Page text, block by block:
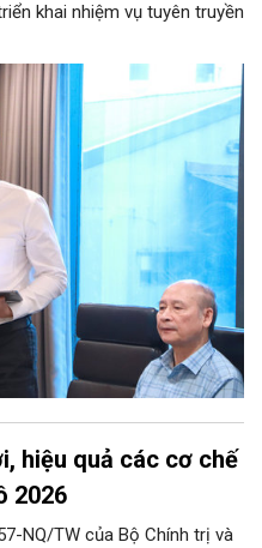
khai nhiệm vụ tuyên truyền
hiệu quả các cơ chế
2026
NQ/TW của Bộ Chính trị và